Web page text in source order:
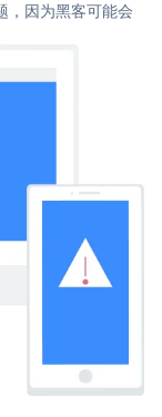
，因为黑客可能会